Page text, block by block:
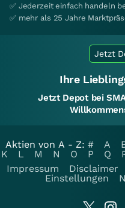
✅ Jederzeit einfach handeln
✅ mehr als 25 Jahre
Jetzt
Ihre
Jetzt Depot bei
Aktien von A - Z: # A
K
L M N O P Q
Impressum
Disclaimer
Einstellungen